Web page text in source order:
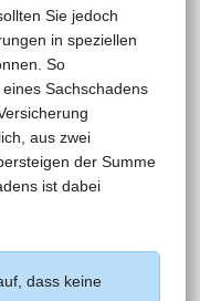
Sie jedoch
in speziellen
So
Sachschadens
aus zwei
der Summe
ist dabei
dass keine